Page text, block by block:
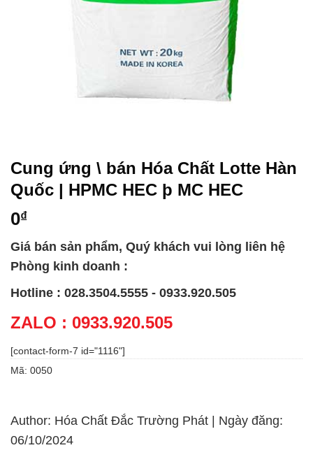
Cung ứng \ bán Hóa Chất Lotte Hàn
Quốc | HPMC HEC þ MC HEC
0₫
Giá bán sản phẩm, Quý khách vui lòng liên hệ
Phòng kinh doanh :
Hotline : 028.3504.5555 - 0933.920.505
ZALO : 0933.920.505
[contact-form-7 id="1116"]
Mã: 0050
Author: Hóa Chất Đắc Trường Phát | Ngày đăng:
06/10/2024